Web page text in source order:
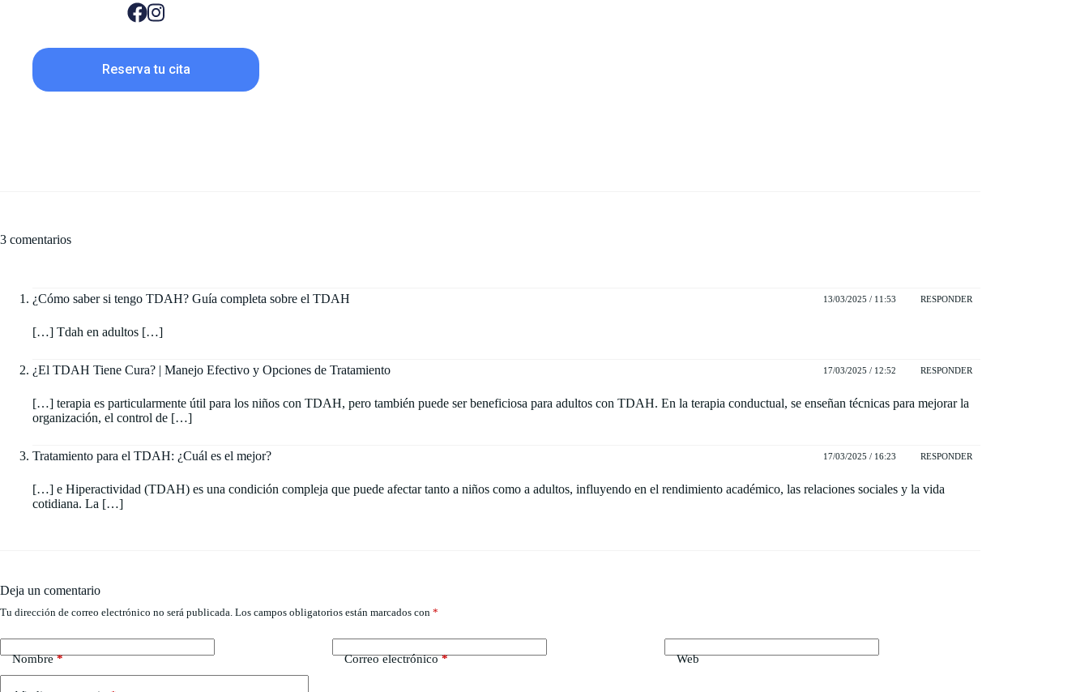
Reserva tu cita
3 comentarios
¿Cómo saber si tengo TDAH? Guía completa sobre el TDAH 13/03/2025 / 11:53 RESPONDER
[…] Tdah en adultos […]
¿El TDAH Tiene Cura? | Manejo Efectivo y Opciones de Tratamiento 17/03/2025 / 12:52 RESPONDER
[…] terapia es particularmente útil para los niños con TDAH, pero también puede ser beneficiosa para adultos con TDAH. En la terapia conductual, se enseñan técnicas para mejorar la
organización, el control de […]
Tratamiento para el TDAH: ¿Cuál es el mejor? 17/03/2025 / 16:23 RESPONDER
[…] e Hiperactividad (TDAH) es una condición compleja que puede afectar tanto a niños como a adultos, influyendo en el rendimiento académico, las relaciones sociales y la vida
cotidiana. La […]
Deja un comentario
Tu dirección de correo electrónico no será publicada. Los campos obligatorios están marcados con *
Nombre* Correo electrónico* Web